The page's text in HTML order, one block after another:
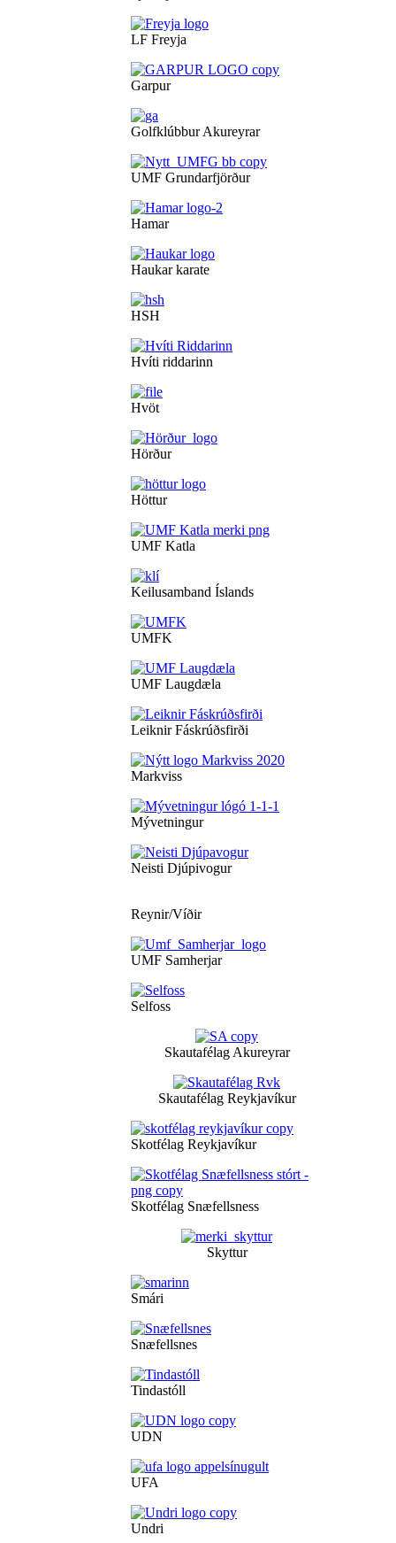
LF Freyja
Garpur
Golfklúbbur Akureyrar
UMF Grundarfjörður
Hamar
Haukar karate
HSH
Hvíti riddarinn
Hvöt
Hörður
Höttur
UMF Katla
Keilusamband Íslands
UMFK
UMF Laugdæla
Leiknir Fáskrúðsfirði
Markviss
Mývetningur
Neisti Djúpivogur
Reynir/Víðir
UMF Samherjar
Selfoss
Skautafélag Akureyrar
Skautafélag Reykjavíkur
Skotfélag Reykjavíkur
Skotfélag Snæfellsness
Skyttur
Smári
Snæfellsnes
Tindastóll
UDN
UFA
Undri